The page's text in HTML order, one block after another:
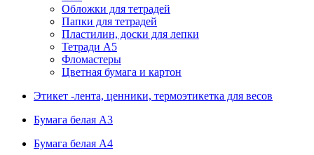
Обложки для тетрадей
Папки для тетрадей
Пластилин, доски для лепки
Тетради А5
Фломастеры
Цветная бумага и картон
Этикет -лента, ценники, термоэтикетка для весов
Бумага белая А3
Бумага белая А4